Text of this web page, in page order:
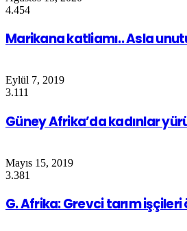
4.454
Marikana katliamı.. Asla
Eylül 7, 2019
3.111
Güney Afrika’da kadınlar
Mayıs 15, 2019
3.381
G. Afrika: Grevci tarım işçileri